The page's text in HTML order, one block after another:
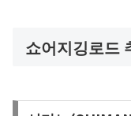
쇼어지깅로드